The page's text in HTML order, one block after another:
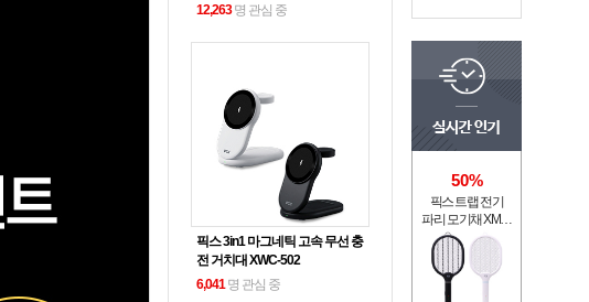
12,263명 관심 중
픽스 3in1 마그네틱 고속 무선 충
전 거치대 XWC-502
6,041 명 관심 중
50%
픽스 트랩 전기
파리 모기채 XMR-
301